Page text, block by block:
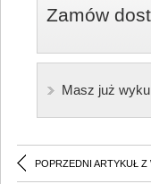
Zamów
Masz już
POPRZEDNI ARTYKUŁ Z